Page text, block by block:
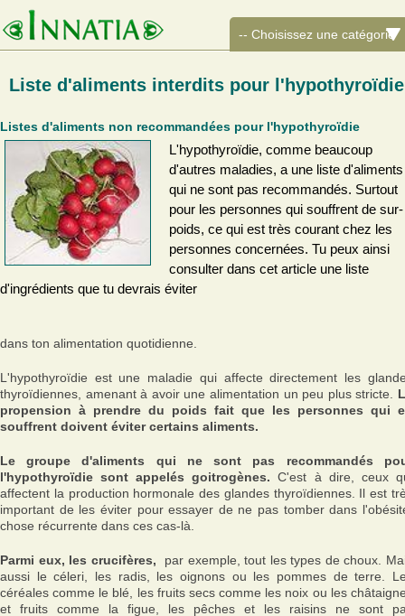
Liste d'aliments interdits pour l'hypothyroïdie
Listes d'aliments non recommandées pour l'hypothyroïdie
L'hypothyroïdie, comme beaucoup
d'autres maladies, a une liste d'aliments
qui ne sont pas recommandés. Surtout
pour les personnes qui souffrent de sur-
poids, ce qui est très courant chez les
personnes concernées. Tu peux ainsi
consulter dans cet article une liste
d'ingrédients que tu devrais éviter
dans ton alimentation quotidienne.
L'hypothyroïdie est une maladie qui affecte directement les
thyroïdiennes, amenant à avoir une alimentation un peu plus stricte.
propension à prendre du poids fait que les personnes qui
souffrent doivent éviter certains aliments.
Le groupe d'aliments qui ne sont pas recommandés
l'hypothyroïdie sont appelés goitrogènes. C'est à dire, ceux
affectent la production hormonale des glandes thyroïdiennes. Il est
important de les éviter pour essayer de ne pas tomber dans
chose récurrente dans ces cas-là.
Parmi eux, les crucifères,
par exemple, tout les types de choux.
aussi le céleri, les radis, les oignons ou les pommes de terre.
céréales comme le blé, les fruits secs comme les noix ou les
et fruits comme la figue, les pêches et les raisins ne sont